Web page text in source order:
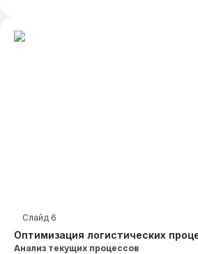
Оптимизация логистических
Слайд 6
Анализ текущих процессов